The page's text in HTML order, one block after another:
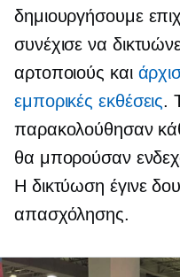
δημιουργήσουμε
συνέχισε να
αρτοποιούς και
εμπορικές εκθέσεις.
παρακολούθησαν
θα μπορούσαν
Η δικτύωση έγινε
απασχόλησης.